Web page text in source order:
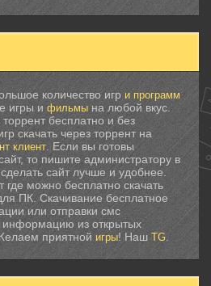
количество игр и программ
игры и фильмы на любой вкус.
бесплатно и без
скачать через торрент на
клиент . Если вы готовы
то пишите администратору в
сайт лучше и удобнее.
где можно бесплатно скачать
ПК. Скачивание бесплатное
или отправки смс
из открытых
приятной игры! Наш TG